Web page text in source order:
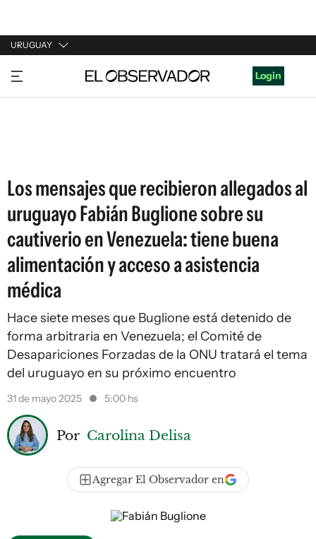
URUGUAY
URUGUAY
ARGENTINA
Login
Los mensajes que recibieron allegados al
uruguayo Fabián Buglione sobre su
cautiverio en Venezuela: tiene buena
alimentación y acceso a asistencia
médica
Hace siete meses que Buglione está detenido de
forma arbitraria en Venezuela; el Comité de
Desapariciones Forzadas de la ONU tratará el tema
del uruguayo en su próximo encuentro
31 de mayo 2025 5:00 hs
Por Carolina Delisa
Agregar El Observador en